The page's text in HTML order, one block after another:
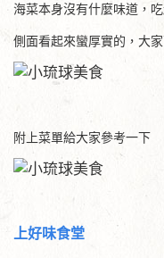
海菜本身沒有什麼味道，
側面看起來蠻厚實的，大
附上菜單給大家參考一下
上好味食堂